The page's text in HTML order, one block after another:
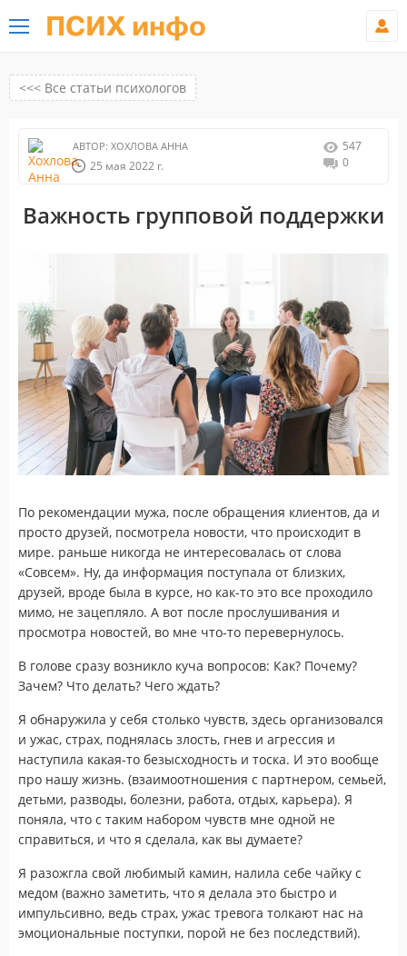
ПСИХ инфо
<<< Все статьи психологов
АВТОР: ХОХЛОВА АННА
25 мая 2022 г.
547
0
Важность групповой поддержки
По рекомендации мужа, после обращения клиентов, да и
просто друзей, посмотрела новости, что происходит в
мире. раньше никогда не интересовалась от слова
«Совсем». Ну, да информация поступала от близких,
друзей, вроде была в курсе, но как-то это все проходило
мимо, не зацепляло. А вот после прослушивания и
просмотра новостей, во мне что-то перевернулось.
В голове сразу возникло куча вопросов: Как? Почему?
Зачем? Что делать? Чего ждать?
Я обнаружила у себя столько чувств, здесь организовался
и ужас, страх, поднялась злость, гнев и агрессия и
наступила какая-то безысходность и тоска. И это вообще
про нашу жизнь. (взаимоотношения с партнером, семьей,
детьми, разводы, болезни, работа, отдых, карьера). Я
поняла, что с таким набором чувств мне одной не
справиться, и что я сделала, как вы думаете?
Я разожгла свой любимый камин, налила себе чайку с
медом (важно заметить, что я делала это быстро и
импульсивно, ведь страх, ужас тревога толкают нас на
эмоциональные поступки, порой не без последствий).